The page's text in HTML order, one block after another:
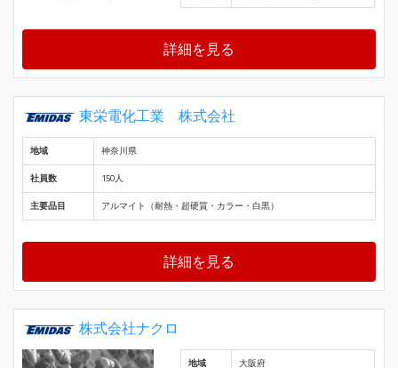
詳細を見る
東栄電化工業 株式会社
地域 神奈川県
社員数 150人
主要品目 アルマイト（耐熱・超硬質・カラー・白黒）
詳細を見る
株式会社ナクロ
地域 大阪府